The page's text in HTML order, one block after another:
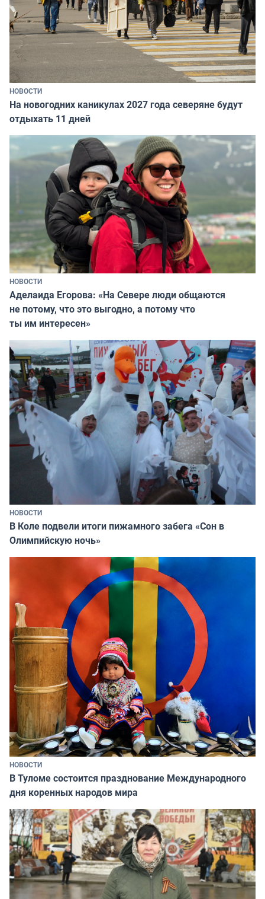
НОВОСТИ
На новогодних каникулах 2027 года северяне будут
отдыхать 11 дней
НОВОСТИ
Аделаида Егорова: «На Севере люди общаются
не потому, что это выгодно, а потому что
ты им интересен»
НОВОСТИ
В Коле подвели итоги пижамного забега «Сон в
Олимпийскую ночь»
НОВОСТИ
В Туломе состоится празднование Международного
дня коренных народов мира